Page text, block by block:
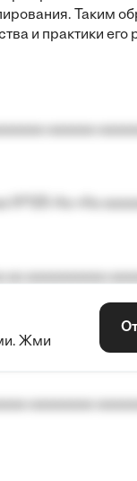
Таким
и практики его
aaaaaa
Жми